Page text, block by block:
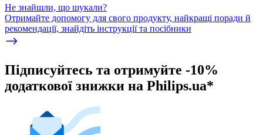
Не знайшли, що шукали?
Отримайте допомогу для свого продукту, найкращі поради й
рекомендації, знайдіть інструкції та посібники
Підписуйтесь та отримуйте -10%
додаткової знижки на Philips.ua*